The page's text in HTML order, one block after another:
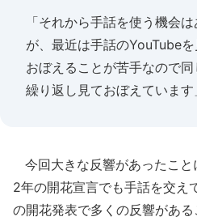
「それから手話を使う機会
が、最近は手話のYouTubeを
おぼえることが苦手なので
繰り返し見ておぼえています
今回大きな反響があったこ
2年の開花宣言でも手話を交え
の開花発表で多くの反響があ